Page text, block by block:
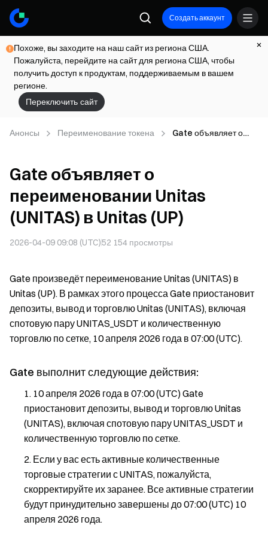
Создать аккаунт
Похоже, вы заходите на наш сайт из региона США.
Пожалуйста, перейдите на сайт для региона США, чтобы
получить доступ к продуктам, поддерживаемым в вашем
регионе.
Переключить сайт
Анонсы Переименование токена
Gate объявляет о
Gate объявляет о
переименовании Unitas
(UNITAS) в Unitas (UP)
2026-04-09 09:08 (UTC)52 154 просмотры
Gate произведёт переименование Unitas (UNITAS) в
Unitas (UP). В рамках этого процесса Gate приостановит
депозиты, вывод и торговлю Unitas (UNITAS), включая
спотовую пару UNITAS_USDT и количественную
торговлю по сетке, 10 апреля 2026 года в 07:00 (UTC).
Gate выполнит следующие действия:
10 апреля 2026 года в 07:00 (UTC) Gate
приостановит депозиты, вывод и торговлю Unitas
(UNITAS), включая спотовую пару UNITAS_USDT и
количественную торговлю по сетке.
Если у вас есть активные количественные
торговые стратегии с UNITAS, пожалуйста,
скорректируйте их заранее. Все активные стратегии
будут принудительно завершены до 07:00 (UTC) 10
апреля 2026 года.